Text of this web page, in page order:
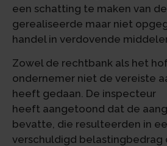
een schatting te maken van de
gerealiseerde maar niet
handel in verdovende
Zowel de rechtbank als het
ondernemer niet de vereiste
heeft gedaan. De inspecteur
heeft aangetoond dat de
bevatte, die resulteerden in
verschuldigd belastingbedrag